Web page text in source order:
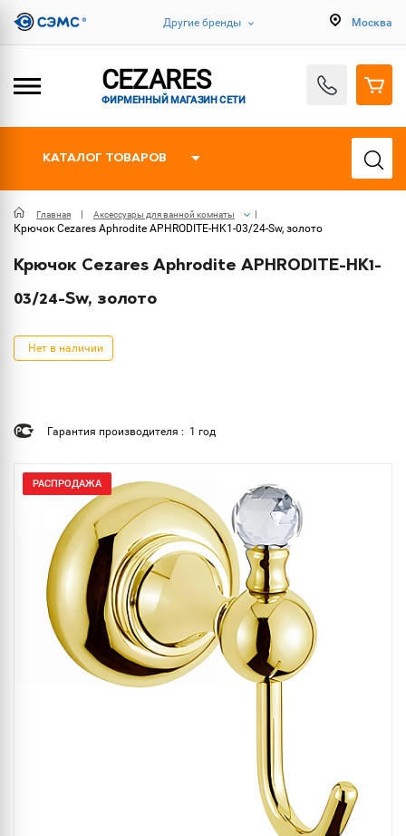
Другие бренды Москва
CEZARES
ФИРМЕННЫЙ МАГАЗИН СЕТИ
КАТАЛОГ ТОВАРОВ
Главная Аксессуары для ванной комнаты
Крючок Cezares Aphrodite APHRODITE-HK1-03/24-Sw, золото
Крючок Cezares Aphrodite APHRODITE-HK1-
03/24-Sw, золото
Нет в наличии
Гарантия производителя : 1 год
РАСПРОДАЖА